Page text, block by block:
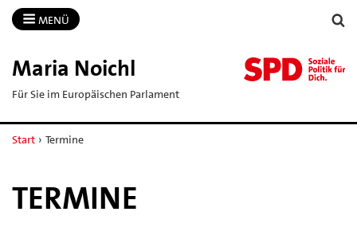
MENÜ
Maria Noichl
Für Sie im Europäischen Parlament
Start › Termine
TERMINE